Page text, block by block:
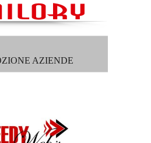
AZIENDE